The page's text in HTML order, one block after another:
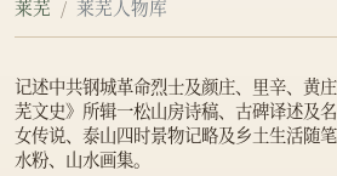
莱芜 莱芜人物库
记述中共钢城革命烈士及颜庄、里辛、黄
芜文史》所辑一松山房诗稿、古碑译述及
女传说、泰山四时景物记略及乡土生活随
水粉、山水画集。